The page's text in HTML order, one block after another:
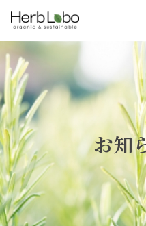
TOP
ABOUT OEM こだわりの
QUALITY 原料・R&D・製造
ORIGINALITY 独自性
お知